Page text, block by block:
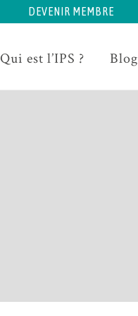
Qui est l’IPS ? Blog
DEVENIR MEMBRE